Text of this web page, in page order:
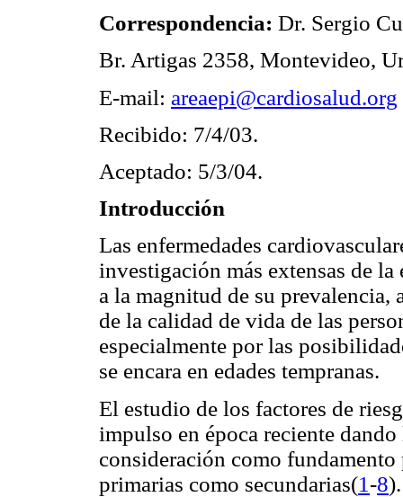
Correspondencia: Dr. Sergio
Br. Artigas 2358, Montevideo,
E-mail: areaepi@cardiosalud.org
Recibido: 7/4/03.
Aceptado: 5/3/04.
Introducción
Las enfermedades
investigación más extensas de
a la magnitud de su
de la calidad de vida de las
especialmente por las
se encara en edades tempranas.
El estudio de los factores de
impulso en época reciente
consideración como
primarias como secundarias(1 -8).